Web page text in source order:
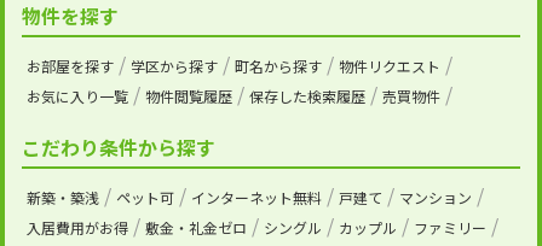
物件を探す
お部屋を探す 学区から探す 町名から探す
物件リクエスト
お気に入り一覧
物件閲覧履歴 保存した検索履歴 売買物件
こだわり条件から探す
新築・築浅 ペット可 インターネット無料 戸建て
マンション
入居費用がお得
敷金・礼金ゼロ シングル カップル
ファミリー